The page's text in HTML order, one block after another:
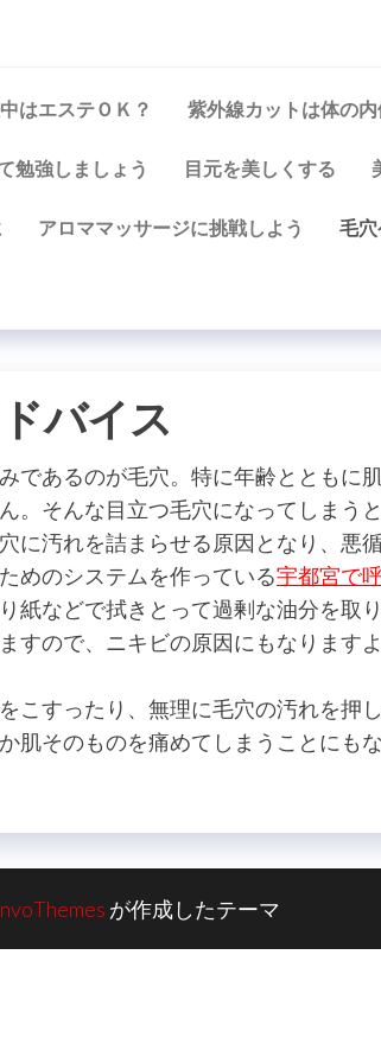
はエステＯＫ？ 紫外線カットは体の内
勉強しましょう 目元を美しくする
アロママッサージに挑戦しよう 毛
バイス
であるのが毛穴。特に年齢とともに
。そんな目立つ毛穴になってしまう
に汚れを詰まらせる原因となり、悪
めのシステムを作っている宇都宮で
紙などで拭きとって過剰な油分を取
すので、ニキビの原因にもなります
こすったり、無理に毛穴の汚れを押
そのものを痛めてしまうことにも
が作成したテーマ